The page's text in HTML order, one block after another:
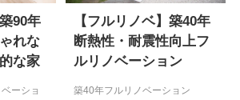
90年
れな
な家
ーショ
【フルリノベ】築40年
断熱性・耐震性向上フ
ルリノベーション
築40年フルリノベーション